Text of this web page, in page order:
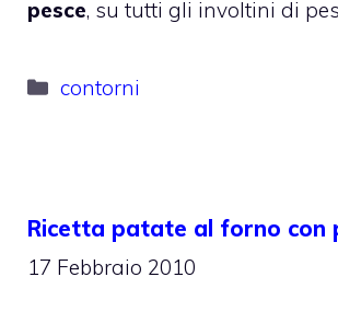
pesce, su tutti gli involtini di
Categorie
contorni
Ricetta patate al forno con
17 Febbraio 2010